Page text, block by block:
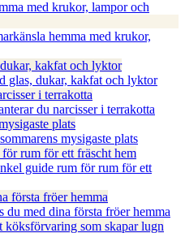
hemma med krukor,
glas, dukar, kakfat och lyktor
du narcisser i terrakotta
mysigaste plats
guide rum för rum för ett
du med dina första fröer hemma